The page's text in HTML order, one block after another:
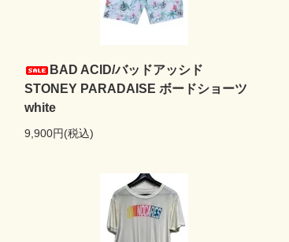
BAD ACID/バッドアッシド
STONEY PARADAISE ボードショーツ
white
9,900円(税込)